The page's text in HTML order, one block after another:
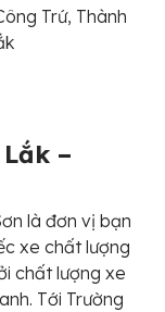
Trứ, Thành
–
là đơn vị bạn
xe chất lượng
chất lượng xe
Tới Trường